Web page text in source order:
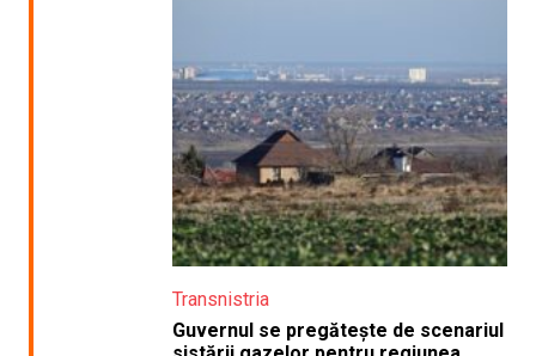
Transnistria
Guvernul se pregătește de scenariul